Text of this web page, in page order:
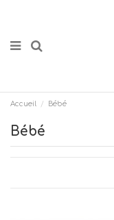
Accueil Bébé
Bébé